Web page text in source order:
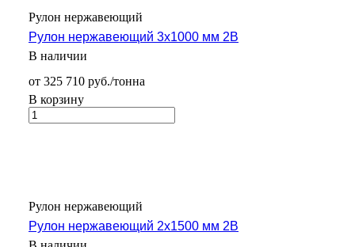
Рулон нержавеющий
Рулон нержавеющий 3х1000 мм 2В
В наличии
от 325 710 руб./тонна
В корзину
Рулон нержавеющий
Рулон нержавеющий 2х1500 мм 2В